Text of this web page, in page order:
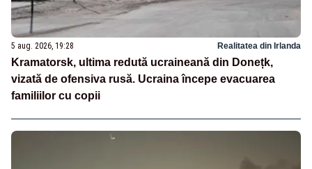
5 aug. 2026, 19:28 Realitatea din Irlanda
Kramatorsk, ultima redută ucraineană din Donețk,
vizată de ofensiva rusă. Ucraina începe evacuarea
familiilor cu copii